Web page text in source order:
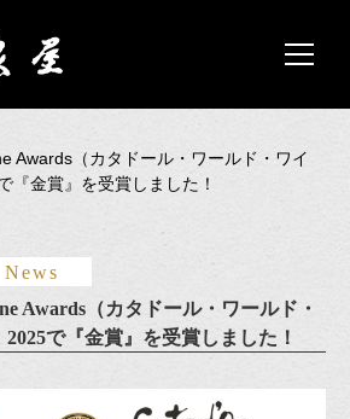
Awards（カタドール・ワールド・ワイ
『金賞』を受賞しました！
News
Awards（カタドール・ワールド・
で『金賞』を受賞しました！